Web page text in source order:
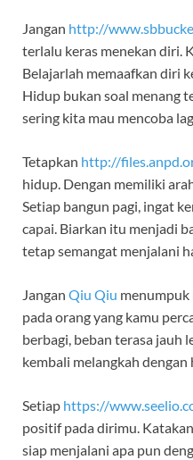
Jangan http://
terlalu keras menekan diri.
Belajarlah memaafkan diri
Hidup bukan soal menang
sering kita mau mencoba
Tetapkan http://
hidup. Dengan memiliki
Setiap bangun pagi, ingat
capai. Biarkan itu menjadi
tetap semangat menjalani
Jangan Qiu Qiu menumpuk
pada orang yang kamu
berbagi, beban terasa jauh
kembali melangkah dengan
Setiap https://
positif pada dirimu.
siap menjalani apa pun